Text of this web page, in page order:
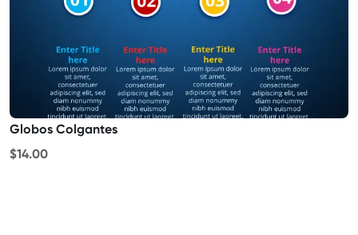
Globos Colgantes
$14.00